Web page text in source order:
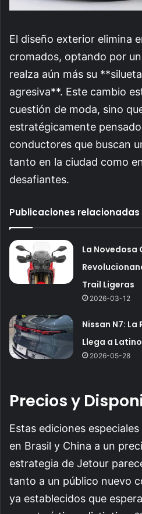
El diseño exterior elimina
cromados, optando por
realza aún más su
agresiva**. Este cambio
cuestión de moda, sino
estratégicamente
conductores que buscan
tanto en la ciudad como
desafiantes.
Publicaciones relacionadas
La Novedosa
Trail Ligeras
2026-03-12
Nissan N7:
Llega a
2026-05-28
Precios y
Estas ediciones
en Brasil y China a un
estrategia de Jetour
tanto a un público nuevo
ya establecidos que